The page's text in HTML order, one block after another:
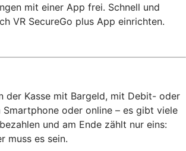
mit einer App frei. Schnell und
VR SecureGo plus App einrichten.
der Kasse mit Bargeld, mit Debit- oder
Smartphone oder online – es gibt viele
und am Ende zählt nur eins:
muss es sein.